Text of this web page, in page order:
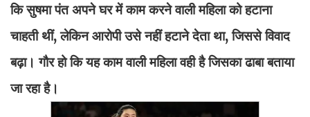
कि सुषमा पंत अपने घर में काम करने वाली महिला को हटाना
चाहती थीं, लेकिन आरोपी उसे नहीं हटाने देता था, जिससे विवाद
बढ़ा। गौर हो कि यह काम वाली महिला वही है जिसका ढाबा बताया
जा रहा है।